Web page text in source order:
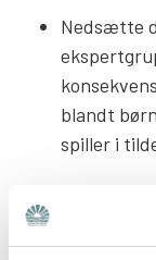
Nedsætte
blandt
spiller i
Etablere